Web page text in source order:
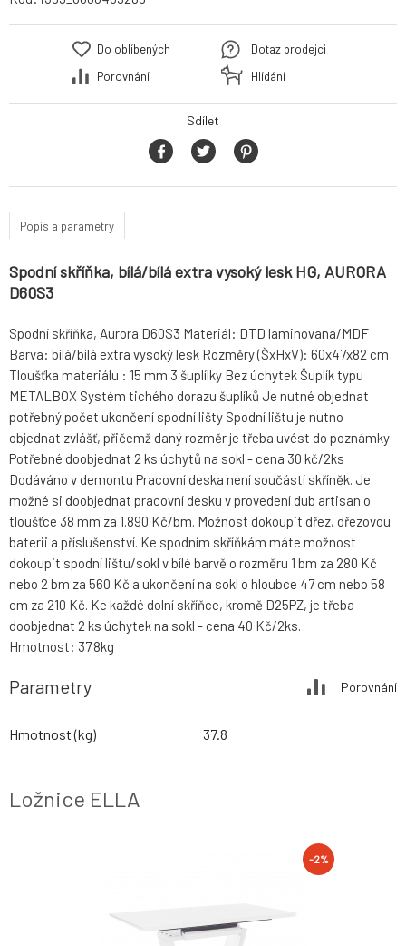
Do oblíbených
Porovnání
Dotaz prodejci
Hlídání
Sdílet
Popis a parametry
Spodní skříňka, bílá/bílá extra vysoký lesk HG, AURORA
D60S3
Spodní skříňka, Aurora D60S3 Materiál: DTD laminovaná/MDF
Barva: bílá/bílá extra vysoký lesk Rozměry (ŠxHxV): 60x47x82 cm
Tloušťka materiálu : 15 mm 3 šuplílky Bez úchytek Šuplík typu
METALBOX Systém tichého dorazu šuplíků Je nutné objednat
potřebný počet ukončení spodní lišty Spodní lištu je nutno
objednat zvlášť, přičemž daný rozměr je třeba uvést do poznámky
Potřebné doobjednat 2 ks úchytů na sokl - cena 30 kč/2ks
Dodáváno v demontu Pracovní deska není součástí skříněk. Je
možné si doobjednat pracovní desku v provedení dub artisan o
tloušťce 38 mm za 1.890 Kč/bm. Možnost dokoupit dřez, dřezovou
baterii a příslušenství. Ke spodním skříňkám máte možnost
dokoupit spodní lištu/sokl v bílé barvě o rozměru 1 bm za 280 Kč
nebo 2 bm za 560 Kč a ukončení na sokl o hloubce 47 cm nebo 58
cm za 210 Kč. Ke každé dolní skříňce, kromě D25PZ, je třeba
doobjednat 2 ks úchytek na sokl - cena 40 Kč/2ks.
Hmotnost: 37.8kg
Parametry Porovnání
Hmotnost (kg) 37.8
Ložnice ELLA
-2%